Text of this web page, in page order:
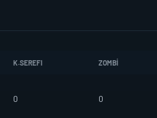
K.SEREFI ZOMBI
0 0